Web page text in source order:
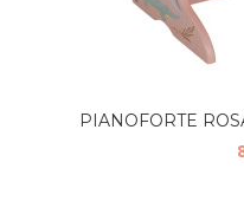
PIANOFORTE